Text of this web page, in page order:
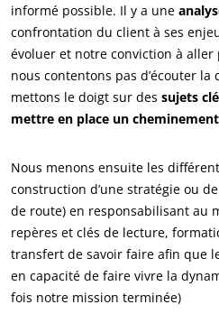
informé possible. Il y a une
confrontation du client à ses
évoluer et notre conviction à
nous contentons pas d’écouter
mettons le doigt sur des sujets
mettre en place un
Nous menons ensuite les
construction d’une stratégie ou
de route) en responsabilisant au
repères et clés de lecture,
transfert de savoir faire afin que
en capacité de faire vivre la
fois notre mission terminée)